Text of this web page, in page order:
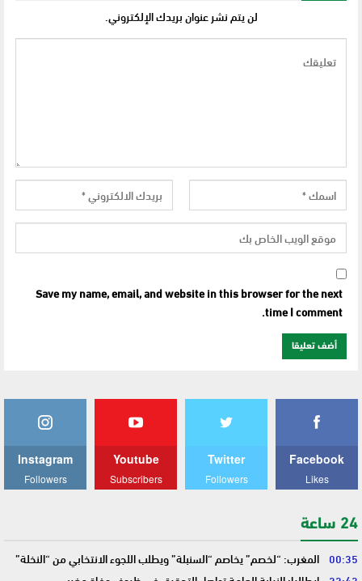
لن يتم نشر عنوان بريدك الإلكتروني.
Save my name, email, and website in this browser for the next
time I comment.
Facebook
Likes
Twitter
Followers
Youtube
Subscribers
Instagram
Followers
24 ساعة
00:35 المغرب: “لخصم” يخاصم “السنبلة” ويطلب اللجوء الانتخابي من “النخلة”